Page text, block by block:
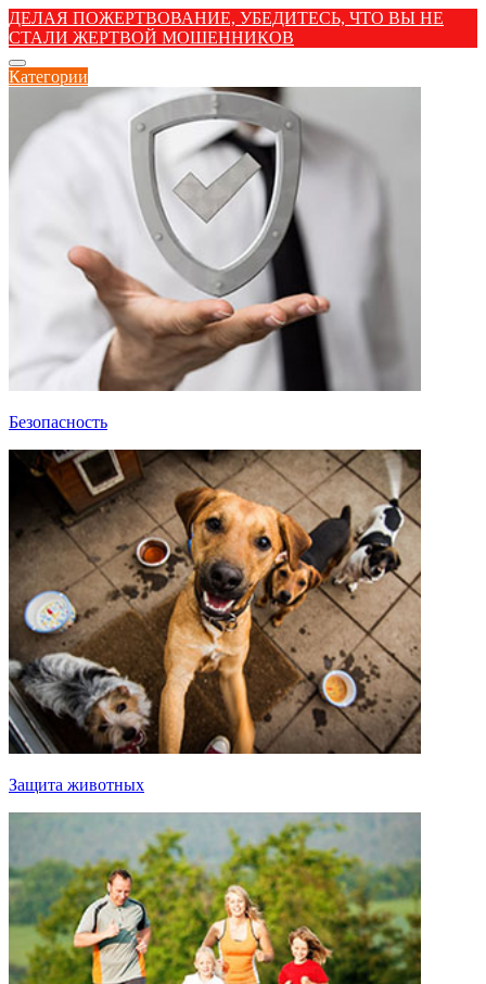
ДЕЛАЯ ПОЖЕРТВОВАНИЕ, УБЕДИТЕСЬ, ЧТО ВЫ НЕ
СТАЛИ ЖЕРТВОЙ МОШЕННИКОВ
Категории
Безопасность
Защита животных